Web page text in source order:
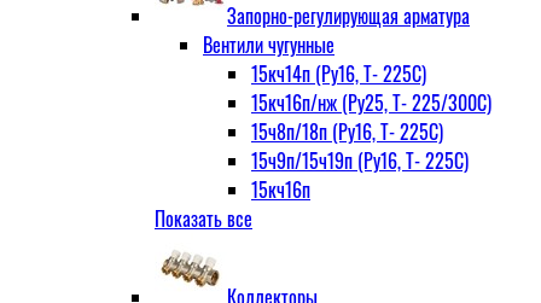
Запорно-регулирующая арматура
Вентили чугунные
15кч14п (Ру16, Т- 225С)
15кч16п/нж (Ру25, Т- 225/300С)
15ч8п/18п (Ру16, Т- 225С)
15ч9п/15ч19п (Ру16, Т- 225С)
15кч16п
Показать все
Коллекторы